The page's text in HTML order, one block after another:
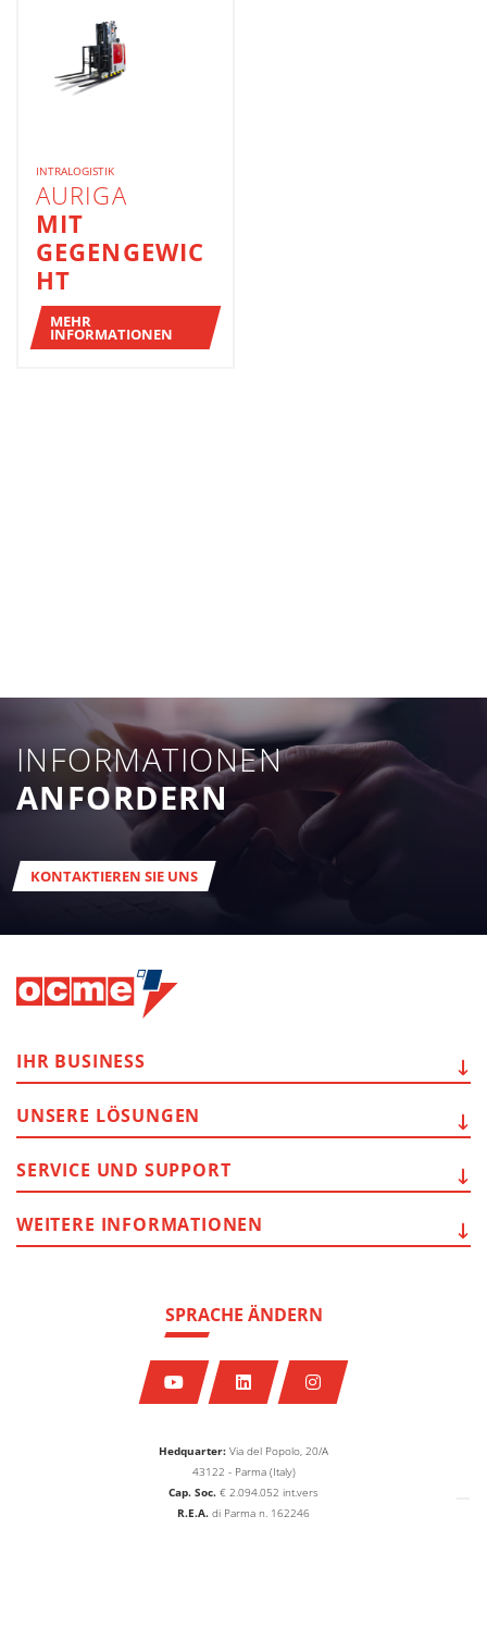
INTRALOGISTIK
AURIGA
MIT
GEGENGEWIC
HT
MEHR
INFORMATIONEN
INFORMATIONEN
ANFORDERN
KONTAKTIEREN SIE UNS
Hedquarter: Via del Popolo, 20/A
43122 - Parma (Italy)
Cap. Soc. € 2.094.052 int.vers
R.E.A. di Parma n. 162246
SPRACHE ÄNDERN
IHR BUSINESS
UNSERE LÖSUNGEN
SERVICE UND SUPPORT
WEITERE INFORMATIONEN